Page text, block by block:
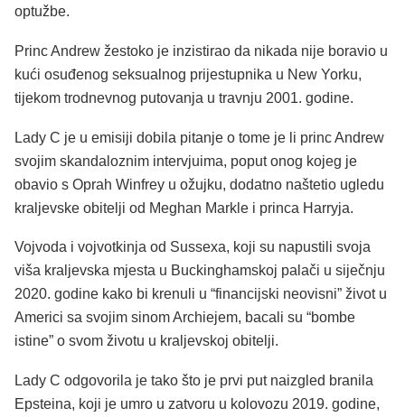
optužbe.
Princ Andrew žestoko je inzistirao da nikada nije boravio u
kući osuđenog seksualnog prijestupnika u New Yorku,
tijekom trodnevnog putovanja u travnju 2001. godine.
Lady C je u emisiji dobila pitanje o tome je li princ Andrew
svojim skandaloznim intervjuima, poput onog kojeg je
obavio s Oprah Winfrey u ožujku, dodatno naštetio ugledu
kraljevske obitelji od Meghan Markle i princa Harryja.
Vojvoda i vojvotkinja od Sussexa, koji su napustili svoja
viša kraljevska mjesta u Buckinghamskoj palači u siječnju
2020. godine kako bi krenuli u “financijski neovisni” život u
Americi sa svojim sinom Archiejem, bacali su “bombe
istine” o svom životu u kraljevskoj obitelji.
Lady C odgovorila je tako što je prvi put naizgled branila
Epsteina, koji je umro u zatvoru u kolovozu 2019. godine,